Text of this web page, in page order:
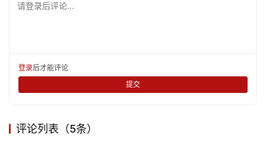
请登录后评论...
登录后才能评论
提交
评论列表（5条）